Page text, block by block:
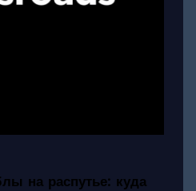
на распутье: куда